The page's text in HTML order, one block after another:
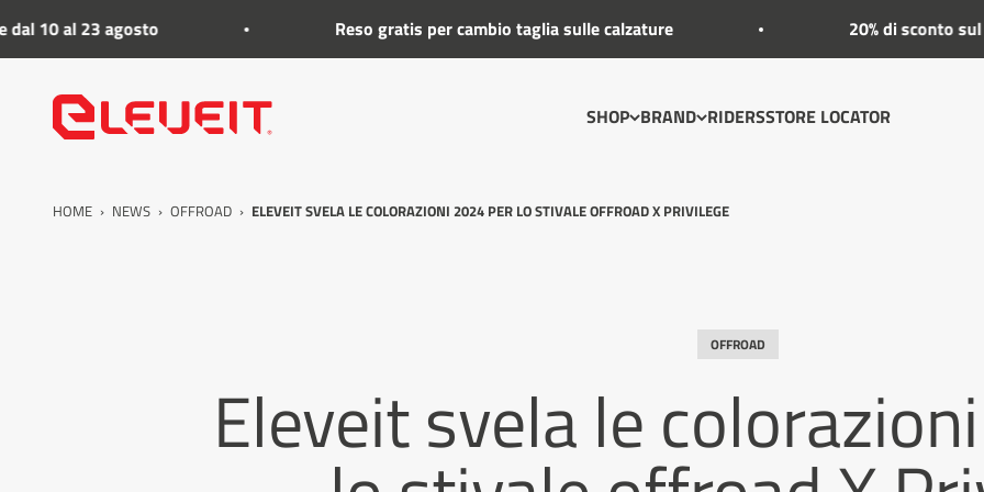
agosto Reso gratis per cambio taglia sulle calzature 20% di sconto sul primo
SHOP BRAND RIDERSSTORE LOCATOR
Eleveit
HOME › NEWS › OFFROAD › ELEVEIT SVELA LE COLORAZIONI 2024 PER LO STIVALE OFFROAD X PRIVILEGE
OFFROAD
Eleveit svela le